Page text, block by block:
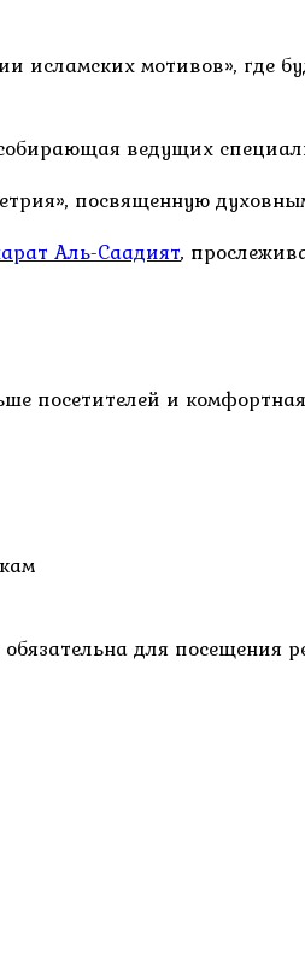
исламских мотивов», где
ведущих
посвященную
Аль-Саадият,
посетителей и
для посещения